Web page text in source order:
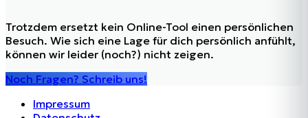
Trotzdem ersetzt kein Online-Tool einen persönlichen
Besuch. Wie sich eine Lage für dich persönlich anfühlt,
können wir leider (noch?) nicht zeigen.
Noch Fragen? Schreib uns!
Impressum